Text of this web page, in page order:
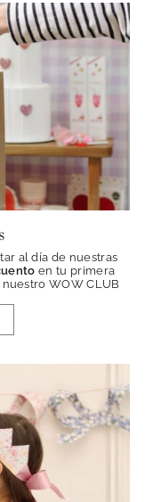
al día de nuestras
en tu primera
WOW CLUB